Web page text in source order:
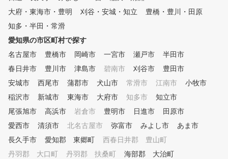
ッスン 夏は涼しく、冬
は暖かい、紫外線も気にならな
い。 ⑤ 初めての方から上級
者まで個別のカリキュラム（ジ
ュニアは小学1年生から）
初心者から中上級者まで、個
得度に合わせて指導します。
⑥ 練習器具を使ったドリルレ
ッスン 150種類以上の練
習方法より、受講生に合った練
習方法を提案します。 ⑦ ゴ
ルフシミュレータによる仮想ラ
に備えて、模擬ラウンドを体験
できます。 ⑧ ラウンドレッ
大府・東海市・豊明
刈谷・安城・知立
豊橋・豊川・田原
知多・半田・常滑
愛知県の市区町村で探す
名古屋市
豊橋市 岡崎市 一宮市 瀬戸市
半田市
春日井市
豊川市 津島市 碧南市 刈谷市
豊田市
安城市
西尾市 蒲郡市 犬山市 常滑市 江南市
小牧市
稲沢市
新城市 東海市 大府市 知多市
知立市
尾張旭市
高浜市 岩倉市 豊明市 日進市
田原市
愛西市
清須市 北名古屋市 弥富市 みよし市
あま市
長久手市
愛知郡 東郷町
西春日井郡 豊山町
丹羽郡 大口町
丹羽郡 扶桑町
海部郡 大治町